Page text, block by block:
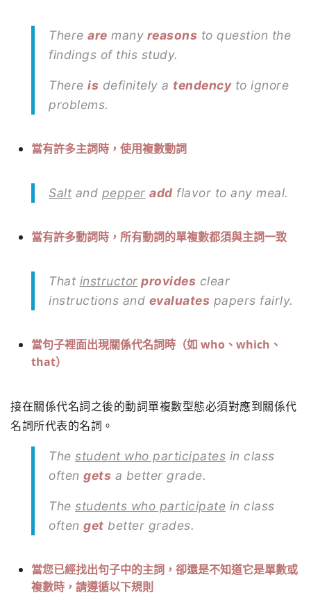
There are many reasons to question the
findings of this study.
There is definitely a tendencyto ignore
problems.
當有許多主詞時，使用複數動詞
Salt and pepper add flavor to any meal.
當有許多動詞時，所有動詞的單複數都須與主詞一致
That instructor provides clear
instructions and evaluates papers fairly.
當句子裡面出現關係代名詞時（如 who 、 which 、
that）
接在關係代名詞之後的動詞單複數型態必須對應到關係代
名詞所代表的名詞。
The student who participates in class
often gets a better grade.
The students who participate in class
often get better grades.
當您已經找出句子中的主詞，卻還是不知道它是單數或
複數時，請遵循以下規則